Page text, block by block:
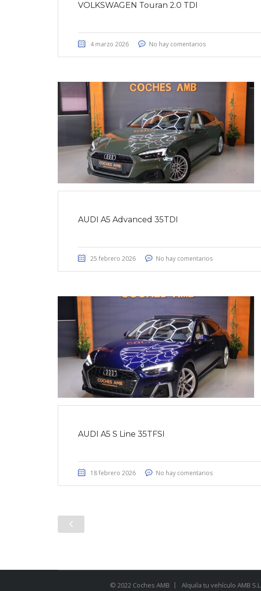
VOLKSWAGEN Touran 2.0 TDI
4 marzo 2026 No hay comentarios
AUDI A5 Advanced 35TDI
25 febrero 2026 No hay comentarios
AUDI A5 S Line 35TFSI
18 febrero 2026 No hay comentarios
© 2022 Coches AMB Alquila tu vehículo AMB S.L